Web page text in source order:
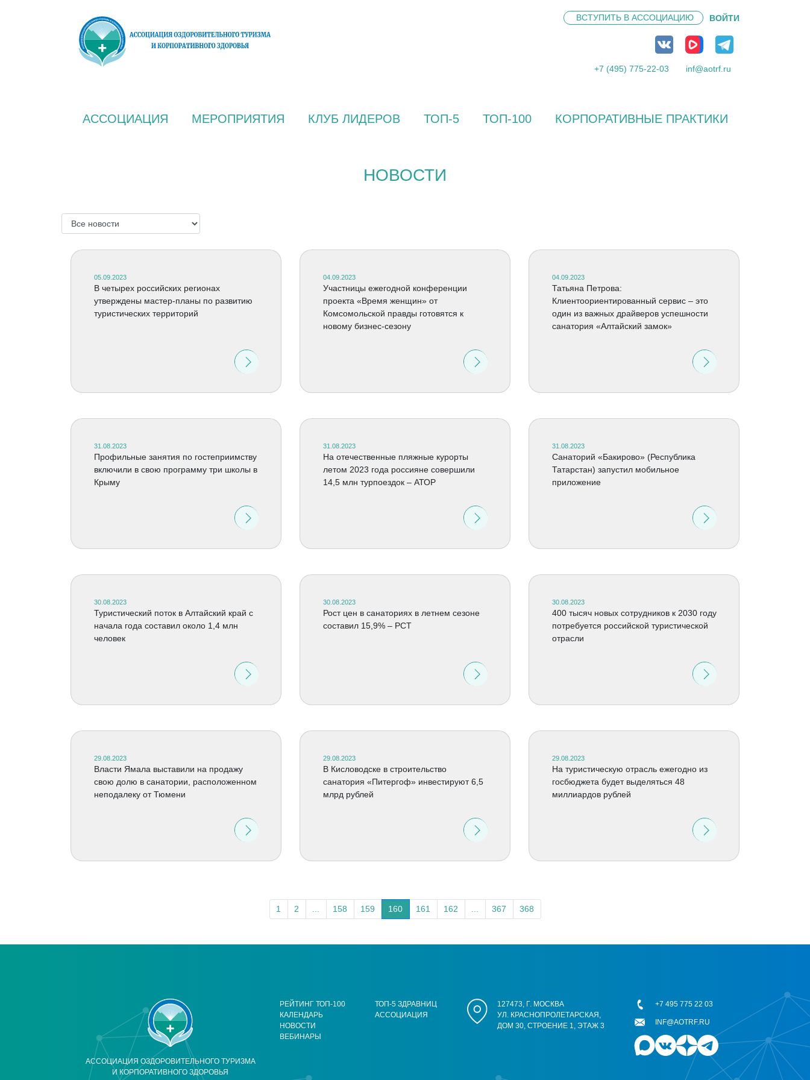
ВСТУПИТЬ В АССОЦИАЦИЮ ВОЙТИ
+7 (495) 775-22-03 inf@aotrf.ru
АССОЦИАЦИЯ МЕРОПРИЯТИЯ КЛУБ ЛИДЕРОВ ТОП-5 ТОП-100 КОРПОРАТИВНЫЕ ПРАКТИКИ
НОВОСТИ
05.09.2023
В четырех российских регионах
утверждены мастер-планы по развитию
туристических территорий
04.09.2023
Участницы ежегодной конференции
проекта «Время женщин» от
Комсомольской правды готовятся к
новому бизнес-сезону
04.09.2023
Татьяна Петрова:
Клиентоориентированный сервис – это
один из важных драйверов успешности
санатория «Алтайский замок»
31.08.2023
Профильные занятия по гостеприимству
включили в свою программу три школы в
Крыму
31.08.2023
На отечественные пляжные курорты
летом 2023 года россияне совершили
14,5 млн турпоездок – АТОР
31.08.2023
Cанаторий «Бакирово» (Республика
Татарстан) запустил мобильное
приложение
30.08.2023
Туристический поток в Алтайский край с
начала года составил около 1,4 млн
человек
30.08.2023
Рост цен в санаториях в летнем сезоне
составил 15,9% – РСТ
30.08.2023
400 тысяч новых сотрудников к 2030 году
потребуется российской туристической
отрасли
29.08.2023
Власти Ямала выставили на продажу
свою долю в санатории, расположенном
неподалеку от Тюмени
29.08.2023
В Кисловодске в строительство
санатория «Питергоф» инвестируют 6,5
млрд рублей
29.08.2023
На туристическую отрасль ежегодно из
госбюджета будет выделяться 48
миллиардов рублей
1 2 158 159 160 161 162 367 368
АССОЦИАЦИЯ ОЗДОРОВИТЕЛЬНОГО ТУРИЗМА
И КОРПОРАТИВНОГО ЗДОРОВЬЯ
РЕЙТИНГ ТОП-100
КАЛЕНДАРЬ
НОВОСТИ
ВЕБИНАРЫ
ТОП-5 ЗДРАВНИЦ
АССОЦИАЦИЯ
127473, Г. МОСКВА
УЛ. КРАСНОПРОЛЕТАРСКАЯ,
ДОМ 30, СТРОЕНИЕ 1, ЭТАЖ 3
+7 495 775 22 03
INF@AOTRF.RU